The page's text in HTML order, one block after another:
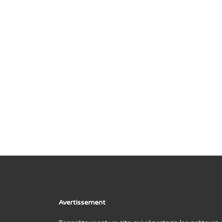
Avertissement